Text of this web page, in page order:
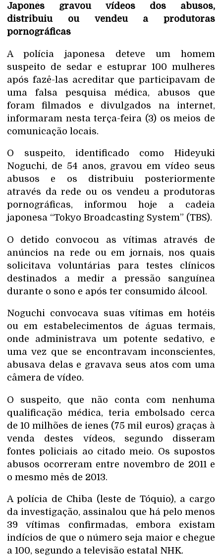
Japonês gravou vídeos dos abusos,
distribuiu ou vendeu a produtoras
pornográficas
A polícia japonesa deteve um homem
suspeito de sedar e estuprar 100 mulheres
após fazê-las acreditar que participavam de
uma falsa pesquisa médica, abusos que
foram filmados e divulgados na internet,
informaram nesta terça-feira (3) os meios de
comunicação locais.
O suspeito, identificado como Hideyuki
Noguchi, de 54 anos, gravou em vídeo seus
abusos e os distribuiu posteriormente
através da rede ou os vendeu a produtoras
pornográficas, informou hoje a cadeia
japonesa “Tokyo Broadcasting System” (TBS).
O detido convocou as vítimas através de
anúncios na rede ou em jornais, nos quais
solicitava voluntárias para testes clínicos
destinados a medir a pressão sanguínea
durante o sono e após ter consumido álcool.
Noguchi convocava suas vítimas em hotéis
ou em estabelecimentos de águas termais,
onde administrava um potente sedativo, e
uma vez que se encontravam inconscientes,
abusava delas e gravava seus atos com uma
câmera de vídeo.
O suspeito, que não conta com nenhuma
qualificação médica, teria embolsado cerca
de 10 milhões de ienes (75 mil euros) graças à
venda destes vídeos, segundo disseram
fontes policiais ao citado meio. Os supostos
abusos ocorreram entre novembro de 2011 e
o mesmo mês de 2013.
A polícia de Chiba (leste de Tóquio), a cargo
da investigação, assinalou que há pelo menos
39 vítimas confirmadas, embora existam
indícios de que o número seja maior e chegue
a 100, segundo a televisão estatal NHK.